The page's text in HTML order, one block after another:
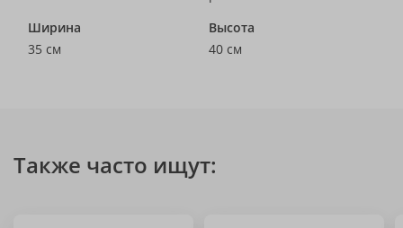
Ширина
35 см
Высота
40 см
Также часто ищут: